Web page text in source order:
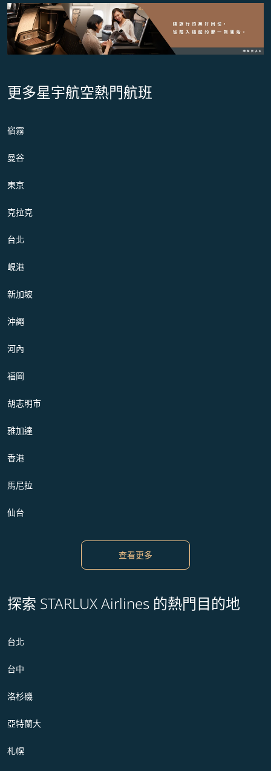
更多星宇航空熱門航班
宿霧
曼谷
東京
克拉克
台北
峴港
新加坡
沖繩
河內
福岡
胡志明市
雅加達
香港
馬尼拉
仙台
查看更多
探索 STARLUX Airlines 的熱門目的地
台北
台中
洛杉磯
亞特蘭大
札幌